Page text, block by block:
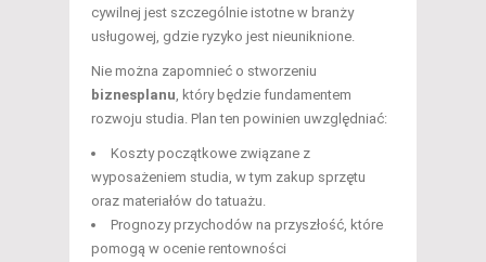
cywilnej jest szczególnie istotne w branży
usługowej, gdzie ryzyko jest nieuniknione.
Nie można zapomnieć o stworzeniu
biznesplanu , który będzie fundamentem
rozwoju studia. Plan ten powinien uwzględniać:
Koszty początkowe związane z
wyposażeniem studia, w tym zakup sprzętu
oraz materiałów do tatuażu.
Prognozy przychodów na przyszłość, które
pomogą w ocenie rentowności